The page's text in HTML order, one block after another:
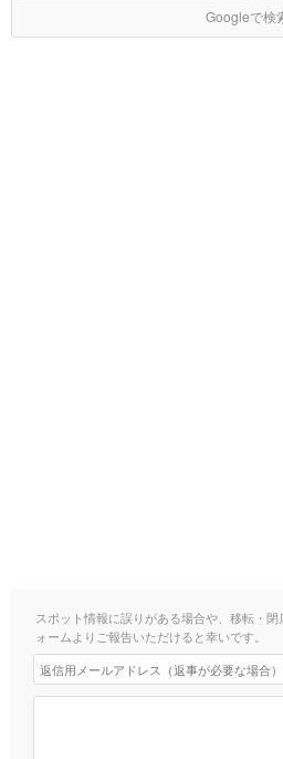
Googleで検
スポット情報に誤りがある場合や、移転・
ォームよりご報告いただけると幸いです。